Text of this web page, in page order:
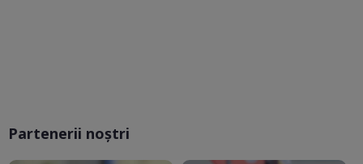
Partenerii noștri